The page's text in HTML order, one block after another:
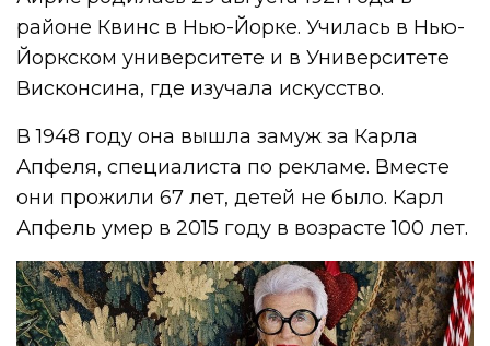
районе Квинс в Нью-Йорке. Училась в Нью-
Йоркском университете и в Университете
Висконсина, где изучала искусство.
В 1948 году она вышла замуж за Карла
Апфеля, специалиста по рекламе. Вместе
они прожили 67 лет, детей не было. Карл
Апфель умер в 2015 году в возрасте 100 лет.